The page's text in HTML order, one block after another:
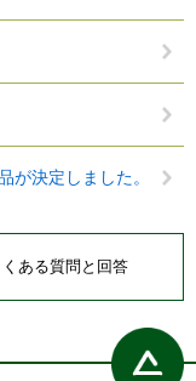
が決定しました。
くある質問と回答